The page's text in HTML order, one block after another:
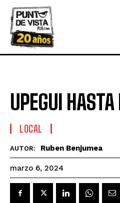
UPEGUI HASTA
LOCAL
AUTOR: Ruben Benjumea
marzo 6, 2024